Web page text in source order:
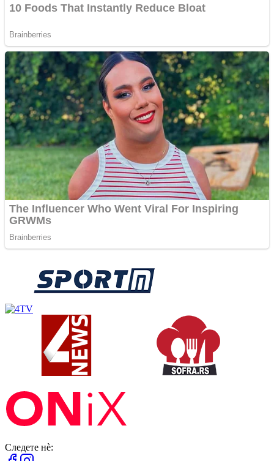
Следете нè: